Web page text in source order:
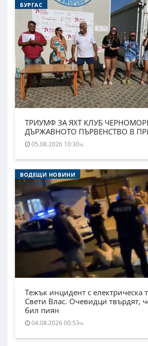
БУРГАС
ТРИУМФ ЗА ЯХТ КЛУБ
ДЪРЖАВНОТО ПЪРВЕНСТВО В
05.08.2026 10:30ч.
ВОДЕЩИ НОВИНИ
Тежък инцидент с електрическа
Свети Влас. Очевидци твърдят,
бил пиян
04.08.2026 00:53ч.